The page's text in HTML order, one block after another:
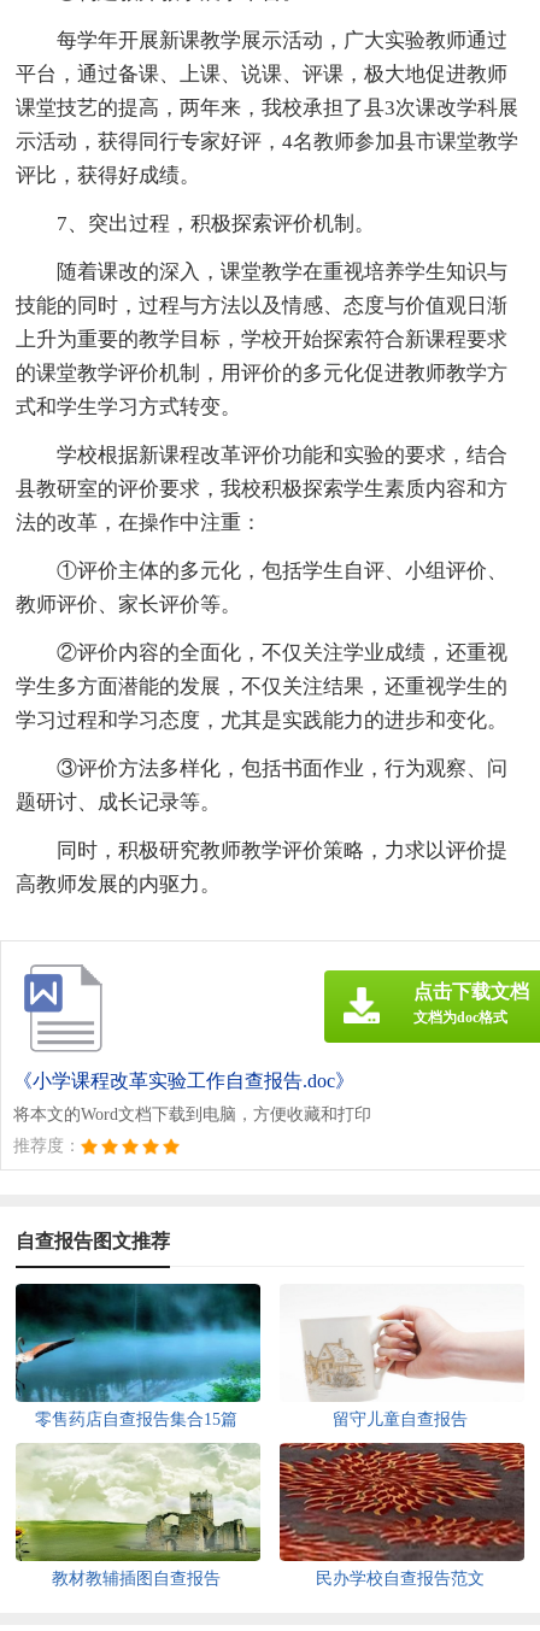
每学年开展新课教学展示活动，广大实验教师通过
平台，通过备课、上课、说课、评课，极大地促进教师
课堂技艺的提高，两年来，我校承担了县3次课改学科展
示活动，获得同行专家好评，4名教师参加县市课堂教学
评比，获得好成绩。
7、突出过程，积极探索评价机制。
随着课改的深入，课堂教学在重视培养学生知识与
技能的同时，过程与方法以及情感、态度与价值观日渐
上升为重要的教学目标，学校开始探索符合新课程要求
的课堂教学评价机制，用评价的多元化促进教师教学方
式和学生学习方式转变。
学校根据新课程改革评价功能和实验的要求，结合
县教研室的评价要求，我校积极探索学生素质内容和方
法的改革，在操作中注重：
①评价主体的多元化，包括学生自评、小组评价、
教师评价、家长评价等。
②评价内容的全面化，不仅关注学业成绩，还重视
学生多方面潜能的发展，不仅关注结果，还重视学生的
学习过程和学习态度，尤其是实践能力的进步和变化。
③评价方法多样化，包括书面作业，行为观察、问
题研讨、成长记录等。
同时，积极研究教师教学评价策略，力求以评价提
高教师发展的内驱力。
《小学课程改革实验工作自查报告.doc》
将本文的Word文档下载到电脑，方便收藏和打印
推荐度：
点击下载文档
文档为doc格式
自查报告图文推荐
零售药店自查报告集合15篇 留守儿童自查报告
教材教辅插图自查报告 民办学校自查报告范文